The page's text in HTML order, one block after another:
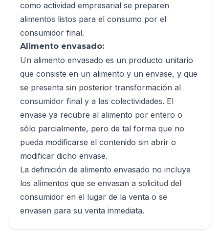
como actividad empresarial se preparen
alimentos listos para el consumo por el
consumidor final.
Alimento envasado:
Un alimento envasado es un producto unitario
que consiste en un alimento y un envase, y que
se presenta sin posterior transformación al
consumidor final y a las colectividades. El
envase ya recubre al alimento por entero o
sólo parcialmente, pero de tal forma que no
pueda modificarse el contenido sin abrir o
modificar dicho envase.
La definición de alimento envasado no incluye
los alimentos que se envasan a solicitud del
consumidor en el lugar de la venta o se
envasen para su venta inmediata.